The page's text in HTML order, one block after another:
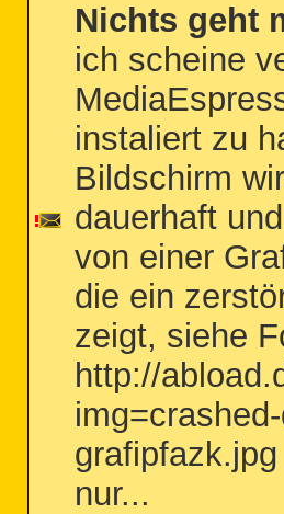
Nichts geht
ich scheine
instaliert zu
Bildschirm
dauerhaft
von einer
die ein
zeigt, siehe
http://
nur...